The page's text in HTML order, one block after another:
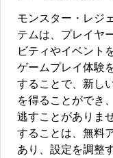
モンスター・レジ
テムは、プレイヤ
ビティやイベント
ゲームプレイ体験
することで、新し
を得ることができ
逃すことがありま
することは、無料
あり、設定を調整